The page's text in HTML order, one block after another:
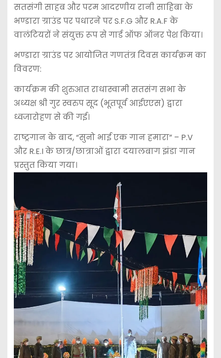
सतसंगी साहब और परम आदरणीय रानी साहिबा के
भण्डारा ग्राउंड पर पधारने पर S.F.G और R.A.F के
वालंटियरों ने संयुक्त रूप से गार्ड ऑफ ऑनर पेश किया।
भण्डारा ग्राउंड पर आयोजित गणतंत्र दिवस कार्यक्रम का
विवरण:
कार्यक्रम की शुरुआत राधास्वामी सतसंग सभा के
अध्यक्ष श्री गुर स्वरुप सूद (भूतपूर्व आईएएस) द्वारा
ध्वजारोहण से की गई।
राष्ट्रगान के बाद, “सुनो भाई एक गान हमारा” – P.V
और R.E.I के छात्र/छात्राओं द्वारा दयालबाग झंडा गान
प्रस्तुत किया गया।